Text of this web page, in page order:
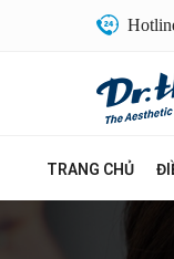
TRANG CHỦ